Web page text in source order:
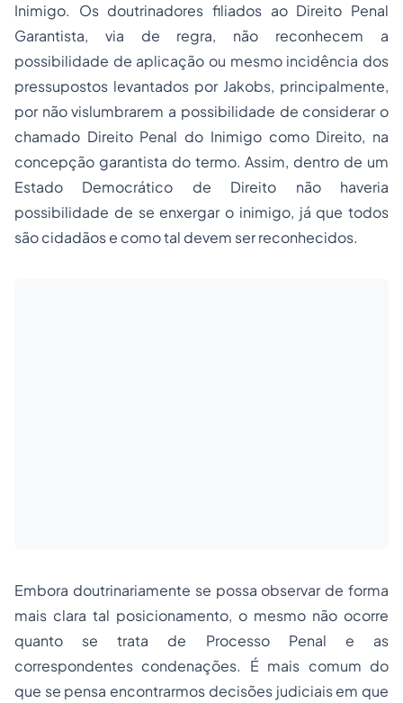
Inimigo. Os doutrinadores filiados ao Direito Penal
Garantista, via de regra, não reconhecem a
possibilidade de aplicação ou mesmo incidência dos
pressupostos levantados por Jakobs, principalmente,
por não vislumbrarem a possibilidade de considerar o
chamado Direito Penal do Inimigo como Direito, na
concepção garantista do termo. Assim, dentro de um
Estado Democrático de Direito não haveria
possibilidade de se enxergar o inimigo, já que todos
são cidadãos e como tal devem ser reconhecidos.
Embora doutrinariamente se possa observar de forma
mais clara tal posicionamento, o mesmo não ocorre
quanto se trata de Processo Penal e as
correspondentes condenações. É mais comum do
que se pensa encontrarmos decisões judiciais em que